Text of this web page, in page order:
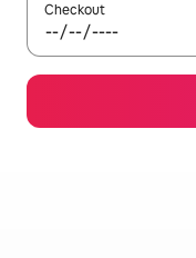
Checkout